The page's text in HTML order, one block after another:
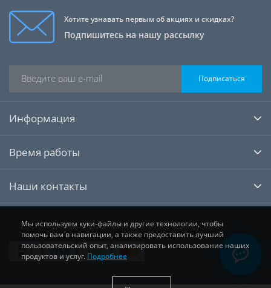
Хотите узнавать первым об акциях и скидках?
Подпишитесь на нашу рассылку
Подписаться
Информация
Время работы
Наши контакты
Интернет-магазин Рыболов Юга © 2001 - 2026
Мы используем куки-файлы и другие технологии, чтобы
помочь вам в навигации, а также предоставить лучший
пользовательский опыт, анализировать использование наших
продуктов и услуг. Подробнее